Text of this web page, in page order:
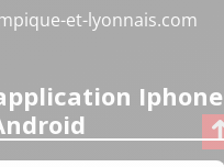
et-lyonnais.com
Iphone